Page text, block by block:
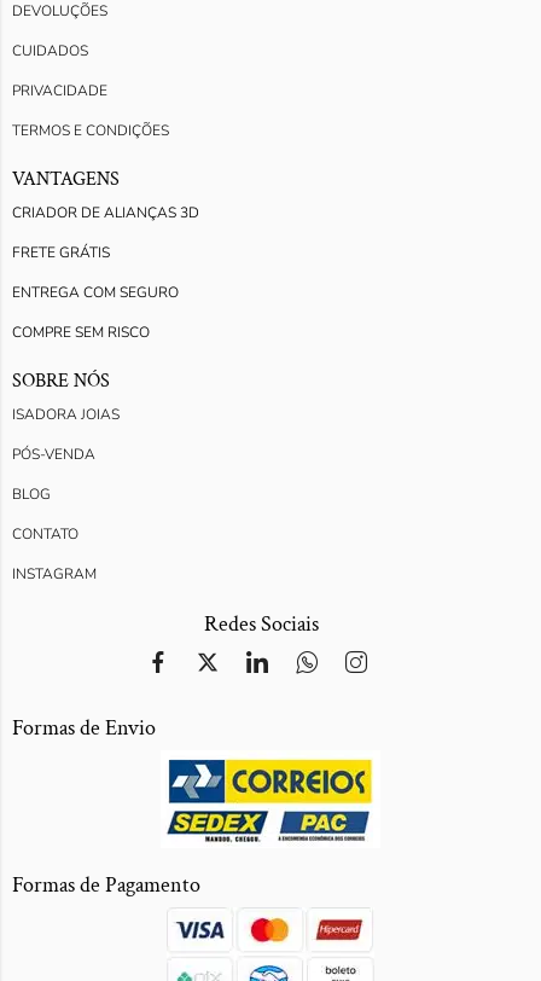
DEVOLUÇÕES
CUIDADOS
PRIVACIDADE
TERMOS E CONDIÇÕES
VANTAGENS
CRIADOR DE ALIANÇAS 3D
FRETE GRÁTIS
ENTREGA COM SEGURO
COMPRE SEM RISCO
SOBRE NÓS
ISADORA JOIAS
PÓS-VENDA
BLOG
CONTATO
INSTAGRAM
Redes Sociais
Formas de Envio
Formas de Pagamento